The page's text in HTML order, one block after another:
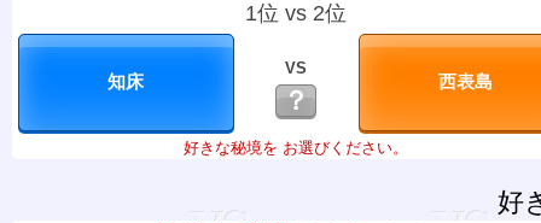
1位 vs 2位
VS
？
好きな秘境を お選びください。
好